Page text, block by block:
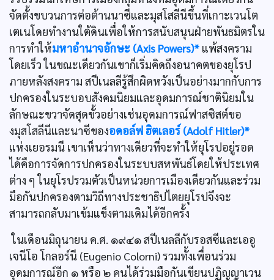
จัดตั้งขบวนการต่อต้านนาซีและมุสโสลีนีขึ้นที่เกาะเวนโต
เตเนโดยทำงานใต้ดินเพื่อให้การสนับสนุนฝ่ายพันธมิตรใน
การทำให้มหาอำนาจอักษะ (Axis Powers)* แพ้สงคราม
โดยเร็ว ในขณะเดียวกันเขาก็เริ่มคิดถึงอนาคตของยุโรป
ภายหลังสงคราม สปีเนลลีรู้สึกผิดหวังเป็นอย่างมากกับการ
ปกครองในระบอบสังคมนิยมและอุดมการณ์ชาตินิยมใน
ลักษณะขวาจัดสุดขั้วอย่างเช่นอุดมการณ์ฟาสซิสต์ขอ
งมุสโสลีนีและนาซีของอดอล์ฟ ฮิตเลอร์ (Adolf Hitler)*
แห่งเยอรมนี เขาเห็นว่าทางเดียวที่จะทำให้ยุโรปอยู่รอด
ได้คือการจัดการปกครองในระบบสหพันธ์โดยให้ประเทศ
ต่าง ๆ ในยุโรปรวมตัวเป็นหน่วยการเมืองเดียวกันและร่วม
มือกันปกครองตามวิถีทางประชาธิปไตยยุโรปจึงจะ
สามารถกลับมาเข้มแข็งตามเดิมได้อีกครั้ง
ในเดือนมิถุนายน ค.ศ. ๑๙๔๑ สปีเนลลีกับรอสซีและเออู
เจนีโอ โกลอร์นี (Eugenio Colorni) รวมทั้งเพื่อนร่วม
อุดมการณ์อีก ๑ หรือ ๒ คนได้ร่วมมือกันเขียนปฏิญญาเวน